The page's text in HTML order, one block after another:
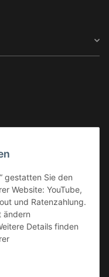
gestatten Sie den
Website: YouTube,
und Ratenzahlung.
ändern
Details finden